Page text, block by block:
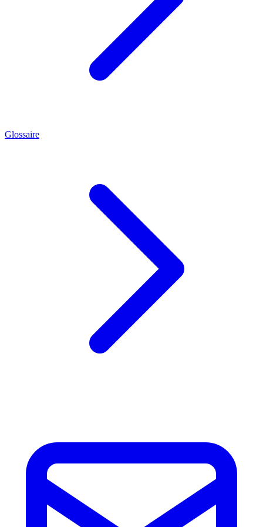
Glossaire